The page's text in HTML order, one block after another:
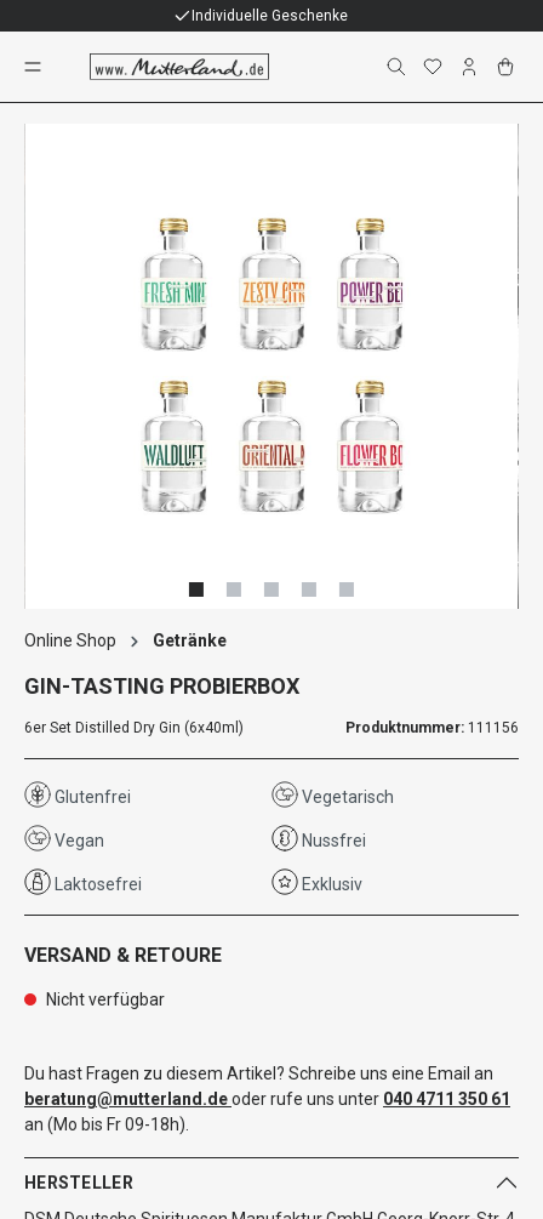
Individuelle Geschenke
Online Shop Getränke
GIN-TASTING PROBIERBOX
6er Set Distilled Dry Gin (6x40ml) Produktnummer: 111156
Glutenfrei Vegetarisch
Vegan Nussfrei
Laktosefrei Exklusiv
VERSAND & RETOURE
Nicht verfügbar
Du hast Fragen zu diesem Artikel? Schreibe uns eine Email an
beratung@mutterland.deoder rufe uns unter 040 4711 350 61
an (Mo bis Fr 09-18h).
HERSTELLER